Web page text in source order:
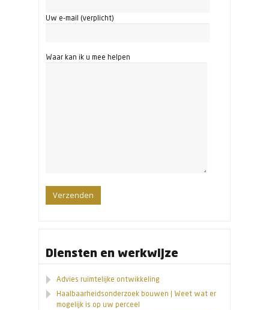
Uw e-mail (verplicht)
Waar kan ik u mee helpen
Diensten en werkwijze
Advies ruimtelijke ontwikkeling
Haalbaarheidsonderzoek bouwen | Weet wat er
mogelijk is op uw perceel